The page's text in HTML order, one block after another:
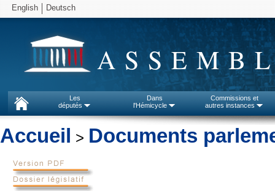
English Deutsch
Les
députés
Dans
l'Hémicycle
Commissions et
autres instances
Accueil > Documents